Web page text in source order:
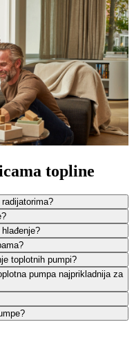
topline
toplotnih pumpi?
pumpa najprikladnija za